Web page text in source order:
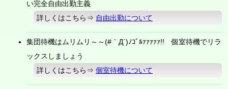
い完全自由出勤主義
詳しくはこちら⇒ 自由出勤について
集団待機はムリムリ～～(#｀Д´)ﾉｺﾞﾙｧｧｧｧｧ!! 個室待機でリラ
ックスしましょう
詳しくはこちら⇒個室待機について